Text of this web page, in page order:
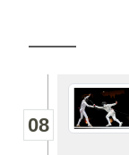
08